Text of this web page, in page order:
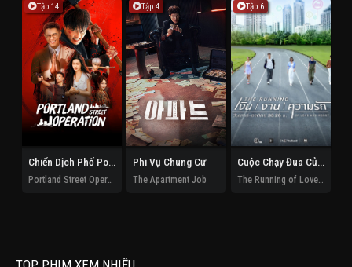
Tập 14
Chiến Dịch Phố Portland
Tập 4
Phi Vụ Chung Cư
The Apartment Job
Tập 6
Cuộc Chạy Đua Của Tình Và Tiền